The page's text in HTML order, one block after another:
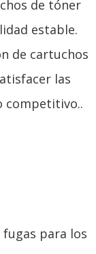
de tóner
estable.
de cartuchos
las
competitivo..
para los